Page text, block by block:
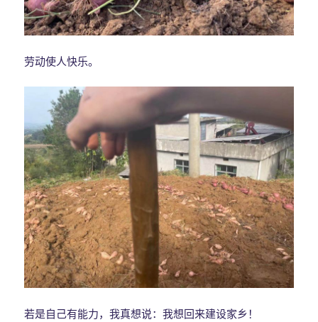
劳动使人快乐。
若是自己有能力，我真想说：我想回来建设家乡！